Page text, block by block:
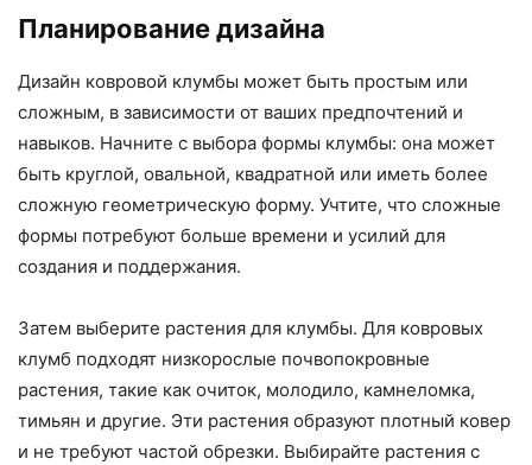
Планирование дизайна
Дизайн ковровой клумбы может быть простым или
сложным, в зависимости от ваших предпочтений и
навыков. Начните с выбора формы клумбы: она может
быть круглой, овальной, квадратной или иметь более
сложную геометрическую форму. Учтите, что сложные
формы потребуют больше времени и усилий для
создания и поддержания.
Затем выберите растения для клумбы. Для ковровых
клумб подходят низкорослые почвопокровные
растения, такие как очиток, молодило, камнеломка,
тимьян и другие. Эти растения образуют плотный ковер
и не требуют частой обрезки. Выбирайте растения с